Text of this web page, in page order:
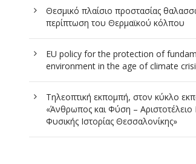
Θεσμικό πλαίσιο προστασίας
περίπτωση του Θερμαϊκού κόλπου
EU policy for the protection of
environment in the age of climate
Τηλεοπτική εκπομπή, στον κύκλο
«Άνθρωπος και Φύση –
Φυσικής Ιστορίας Θεσσαλονίκης»